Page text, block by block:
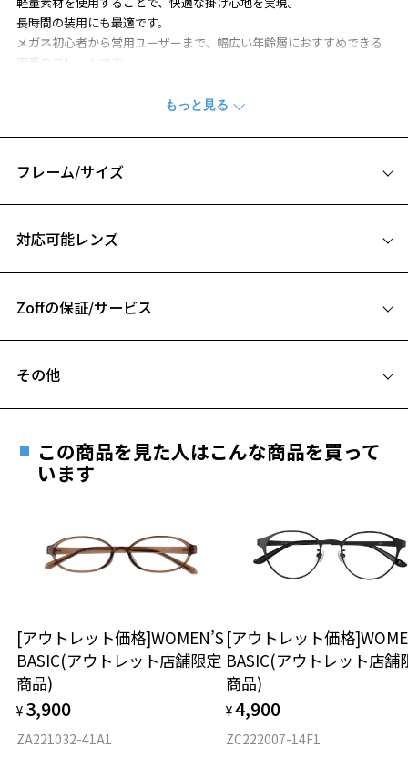
お気に入り
長時間の装用にも最適です。
メガネ初心者から常用ユーザーまで、幅広い年齢層におすすめできる
定番のフレームです。
※柄や色味の出方に個体差があり、画像と異なる場合がございます。
※アウトレット商品は、販売から一定期間経過した商品などです。キ
ズ、汚れなどがあるB級品ではございません。
フレーム/サイズ
B ブリッジ(鼻部分)の横幅：17mm
仕上がり寸法
D 仕上がりの横幅：約148mm
E 仕上がりの縦幅：約31mm
対応可能レンズ
フレームとレンズの合計料金を知りたい方へ
Zoffの保証/サービス
安心1 フレーム１年間品質保証
きます。
※保証期間内に交換が行われた場合、保証期間は初期の期間から
安心2 視力測定無料
視力の変化を早めに発見するために、定期的な視
力測定をおすすめいたします。
安心3 かかり具合調整無料
その他
この商品を見た人はこんな商品を買って
います
[アウトレット価格]WOMEN’S
BASIC(アウトレット店舗限定
商品)
¥ 3,900
ZA221032-41A1
[アウトレット価格
BASIC(アウトレット店舗
商品)
¥4,900
ZC222007-14F1